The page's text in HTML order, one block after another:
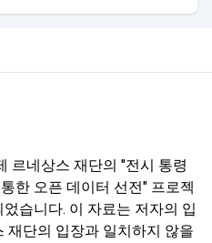
르네상스 재단의 "전시 통령
한 오픈 데이터 선전" 프로젝
습니다. 이 자료는 저자의 입
재단의 입장과 일치하지 않을